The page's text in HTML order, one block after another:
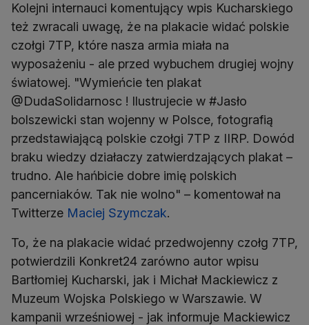
Kolejni internauci komentujący wpis Kucharskiego
też zwracali uwagę, że na plakacie widać polskie
czołgi 7TP, które nasza armia miała na
wyposażeniu - ale przed wybuchem drugiej wojny
światowej. "Wymieńcie ten plakat
@DudaSolidarnosc ! Ilustrujecie w #Jasło
bolszewicki stan wojenny w Polsce, fotografią
przedstawiającą polskie czołgi 7TP z IIRP. Dowód
braku wiedzy działaczy zatwierdzających plakat –
trudno. Ale hańbicie dobre imię polskich
pancerniaków. Tak nie wolno" – komentował na
Twitterze Maciej Szymczak.
To, że na plakacie widać przedwojenny czołg 7TP,
potwierdzili Konkret24 zarówno autor wpisu
Bartłomiej Kucharski, jak i Michał Mackiewicz z
Muzeum Wojska Polskiego w Warszawie. W
kampanii wrześniowej - jak informuje Mackiewicz